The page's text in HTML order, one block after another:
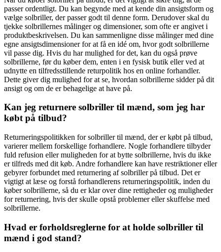
passer ordentligt. Du kan begynde med at kende din ansigtsform og
vælge solbriller, der passer godt til denne form. Derudover skal du
tjekke solbrillernes målinger og dimensioner, som ofte er angivet i
produktbeskrivelsen. Du kan sammenligne disse målinger med dine
egne ansigtsdimensioner for at få en idé om, hvor godt solbrillerne
vil passe dig. Hvis du har mulighed for det, kan du også prøve
solbrillerne, før du køber dem, enten i en fysisk butik eller ved at
udnytte en tilfredsstillende returpolitik hos en online forhandler.
Dette giver dig mulighed for at se, hvordan solbrillerne sidder på dit
ansigt og om de er behagelige at have på.
Kan jeg returnere solbriller til mænd, som jeg har
købt på tilbud?
Returneringspolitikken for solbriller til mænd, der er købt på tilbud,
varierer mellem forskellige forhandlere. Nogle forhandlere tilbyder
fuld refusion eller muligheden for at bytte solbrillerne, hvis du ikke
er tilfreds med dit køb. Andre forhandlere kan have restriktioner eller
gebyrer forbundet med returnering af solbriller på tilbud. Det er
vigtigt at læse og forstå forhandlerens returneringspolitik, inden du
køber solbrillerne, så du er klar over dine rettigheder og muligheder
for returnering, hvis der skulle opstå problemer eller skuffelse med
solbrillerne.
Hvad er forholdsreglerne for at holde solbriller til
mænd i god stand?